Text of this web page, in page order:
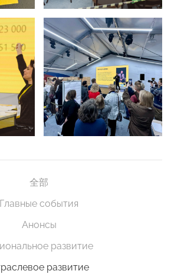
全部
Главные события
Анонсы
развитие
развитие